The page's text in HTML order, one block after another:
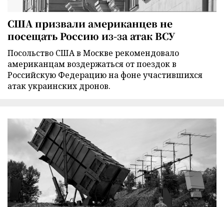
США призвали американцев не
посещать Россию из-за атак ВСУ
Посольство США в Москве рекомендовало
американцам воздержаться от поездок в
Российскую Федерацию на фоне участившихся
атак украинских дронов.